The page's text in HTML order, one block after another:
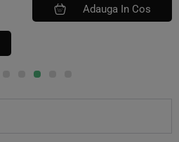
Adauga In Cos